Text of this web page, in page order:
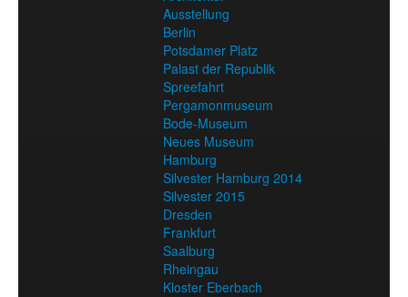
Ausstellung
Berlin
Potsdamer Platz
Palast der Republik
Spreefahrt
Pergamonmuseum
Bode-Museum
Neues Museum
Hamburg
Silvester Hamburg 2014
Silvester 2015
Dresden
Frankfurt
Saalburg
Rheingau
Kloster Eberbach